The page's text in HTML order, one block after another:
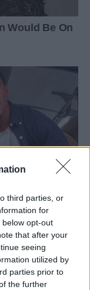
third parties, or
for
opt-out
that after your
seeing
utilized by
parties prior to
the further